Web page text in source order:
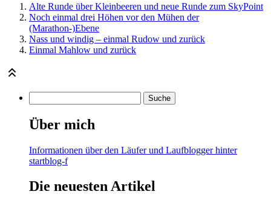
Alte Runde über Kleinbeeren und neue Runde zum SkyPoint
Noch einmal drei Höhen vor den Mühen der
(Marathon-)Ebene
Nass und windig – einmal Rudow und zurück
Einmal Mahlow und zurück
Über mich
Informationen über den Läufer und Laufblogger hinter
startblog-f
Die neuesten Artikel